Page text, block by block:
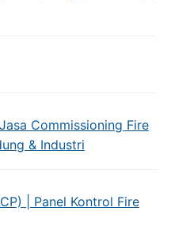
Commissioning Fire
& Industri
| Panel Kontrol Fire